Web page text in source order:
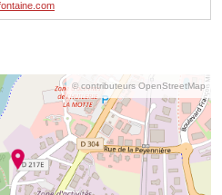
© contributeurs OpenStreetMap